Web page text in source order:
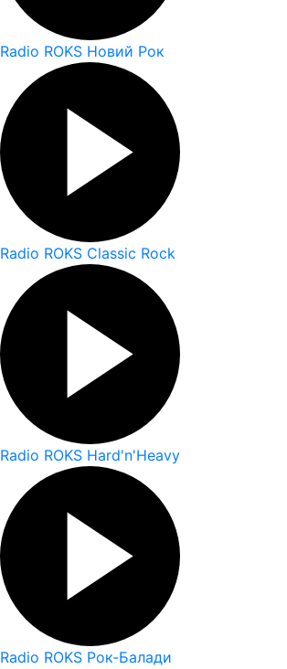
Radio ROKS Новий Рок
Radio ROKS Classic Rock
Radio ROKS Hard'n'Heavy
Radio ROKS Рок-Балади